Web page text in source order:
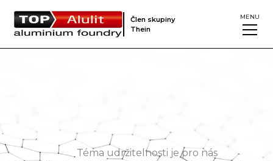
Člen skupiny
Thein
MENU
Téma udržitelnosti je pro nás